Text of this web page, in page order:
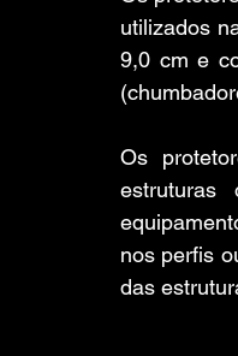
utilizados
9,0 cm e
Os
estruturas
nos perfis
das